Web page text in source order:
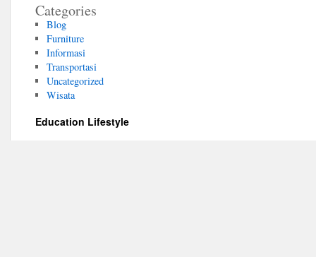
Categories
Blog
Furniture
Informasi
Transportasi
Uncategorized
Wisata
Education Lifestyle